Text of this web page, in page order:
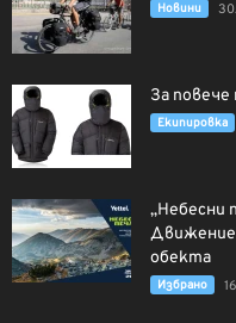
Новини
За
Екипировка
„Небесни
обекта
Избрано